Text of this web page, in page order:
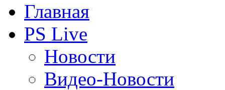
Главная
PS Live
Новости
Видео-Новости